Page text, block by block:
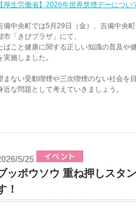
厚生労働省】2026年世界禁煙デーについ
備中央町では5月29日（金）、吉備中央
市「きびプラザ」にて、
ばこと健康に関する正しい知識の普及や
実施しました。
まない受動喫煙や三次喫煙のない社会を
近な問題として考えていきましょう。
5/25
ッポウソウ 重ね押しスタ
！